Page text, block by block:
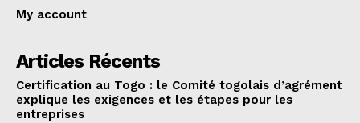
My account
Articles Récents
Certification au Togo : le Comité togolais d’agrément
explique les exigences et les étapes pour les
entreprises